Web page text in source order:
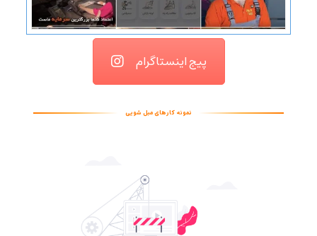
پیج اینستاگرام
نمونه کارهای مبل شویی